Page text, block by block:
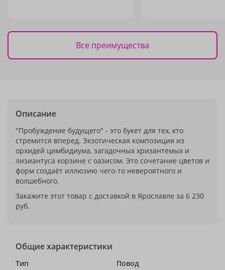
Все преимущества
Описание
"Пробуждение будущего" - это букет для тех, кто
стремится вперед. Экзотическая композиция из
орхидей цимбидиума, загадочных хризантемых и
лизиантуса корзине с оазисом. Это сочетание цветов и
форм создаёт иллюзию чего-то невероятного и
волшебного.
Закажите этот товар с доставкой в Ярославле за 6 230
руб.
Общие характеристики
Тип
Повод